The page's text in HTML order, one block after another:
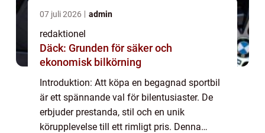
07 juli 2026 admin
redaktionel
Däck: Grunden för säker och
ekonomisk bilkörning
Introduktion: Att köpa en begagnad sportbil
är ett spännande val för bilentusiaster. De
erbjuder prestanda, stil och en unik
körupplevelse till ett rimligt pris. Denna